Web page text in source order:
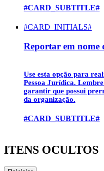
#CARD_SUBTITLE#
#CARD_INITIALS#
Reportar em nome
Use esta opção para
Pessoa Jurídica. Lembre
garantir que possui
da organização.
#CARD_SUBTITLE#
ITENS OCULTOS